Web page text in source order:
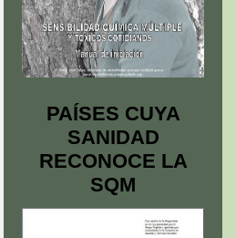
PAÍSES CUYA
SANIDAD
RECONOCE LA
SQM